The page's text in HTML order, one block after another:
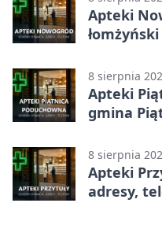
Apteki
8 sierpnia
Apteki
gmina
8 sierpnia
Apteki
adresy,